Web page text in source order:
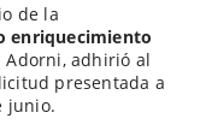
de la
enriquecimiento
Adorni, adhirió al
presentada a
junio.